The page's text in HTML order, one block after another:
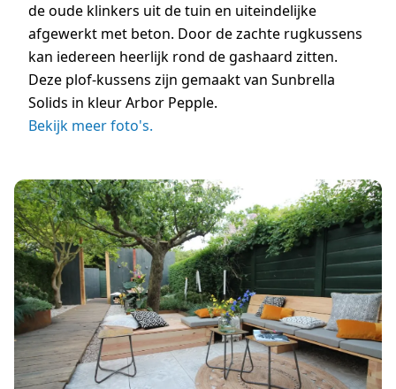
de oude klinkers uit de tuin en uiteindelijke
afgewerkt met beton. Door de zachte rugkussens
kan iedereen heerlijk rond de gashaard zitten.
Deze plof-kussens zijn gemaakt van Sunbrella
Solids in kleur Arbor Pepple.
Bekijk meer foto's.